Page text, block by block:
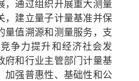
，通过组织开展重大测量
，建立量子计量基准并保
量值溯源和测量服务，支
争力提升和经济社会发
府和行业主管部门计量基
加强普惠性、基础性和公